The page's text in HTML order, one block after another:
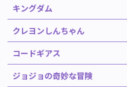
キングダム
クレヨンしんちゃん
コードギアス
ジョジョの奇妙な冒険